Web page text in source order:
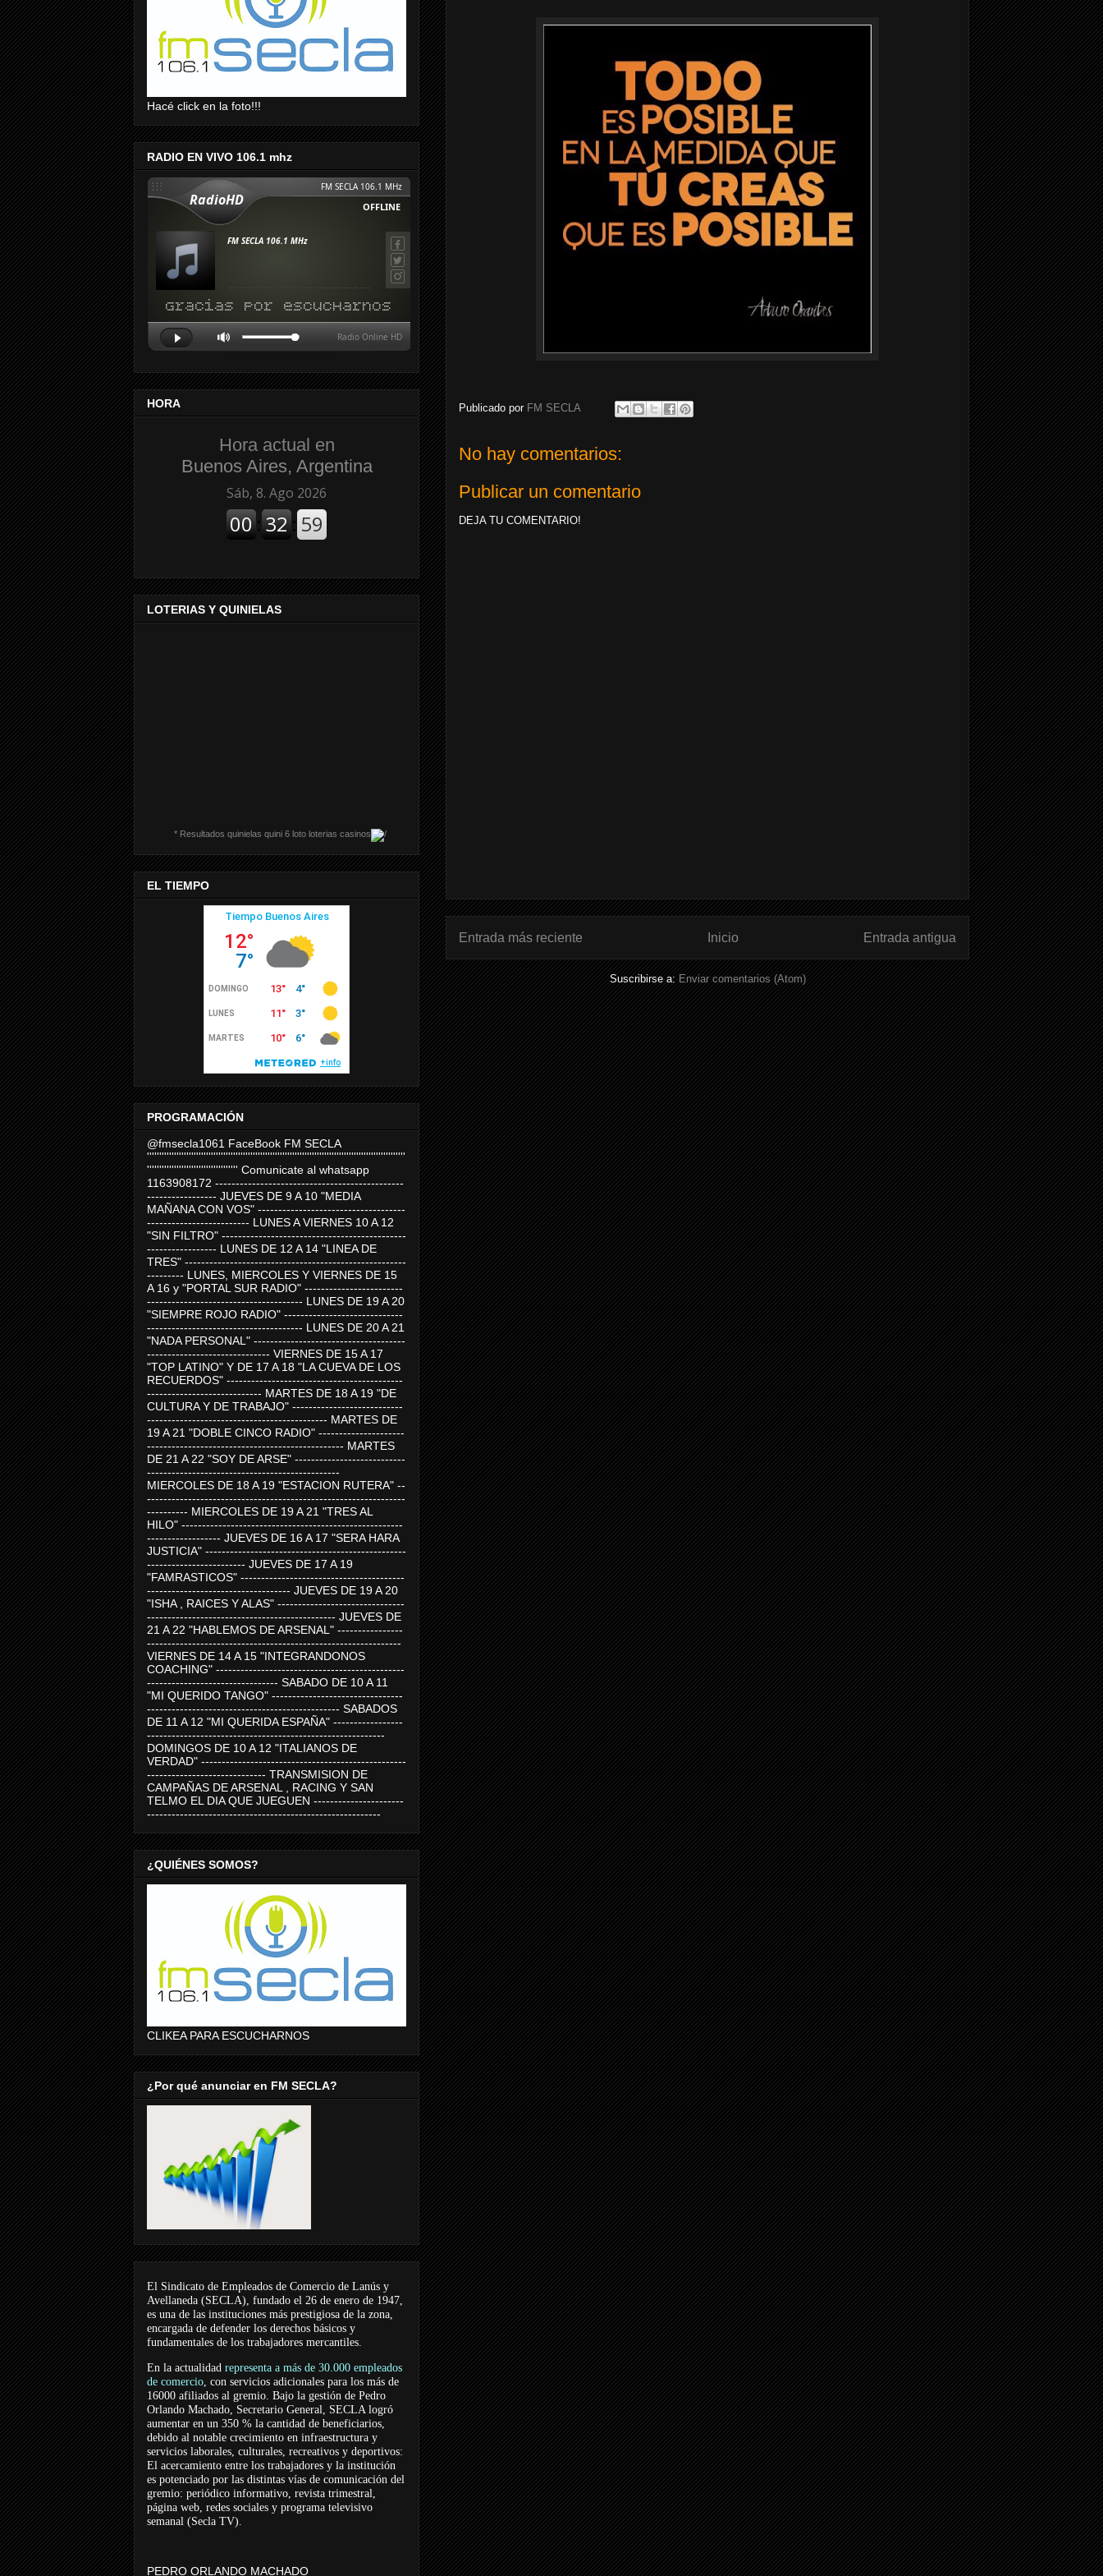
Publicado por FM SECLA
No hay comentarios:
Publicar un comentario
DEJA TU COMENTARIO!
Entrada más reciente Entrada antigua
Inicio
Suscribirse a: Enviar comentarios (Atom)
Hacé click en la foto!!!
RADIO EN VIVO 106.1 mhz
HORA
Hora actual en
Buenos Aires, Argentina
LOTERIAS Y QUINIELAS
* Resultados quinielas quini 6 loto loterias casinos
EL TIEMPO
PROGRAMACIÓN
@fmsecla1061 FaceBook FM SECLA
'''''''''''''''''''''''''''''''''''''''''''''''''''''''''''''''''''''''''''''''''''''''''''''''''''''''''
''''''''''''''''''''''''''''''''''''' Comunicate al whatsapp
1163908172 ----------------------------------------------
----------------- JUEVES DE 9 A 10 "MEDIA
MAÑANA CON VOS" ------------------------------------
------------------------- LUNES A VIERNES 10 A 12
"SIN FILTRO" ---------------------------------------------
----------------- LUNES DE 12 A 14 "LINEA DE
TRES" ------------------------------------------------------
--------- LUNES, MIERCOLES Y VIERNES DE 15
A 16 y "PORTAL SUR RADIO" ------------------------
-------------------------------------- LUNES DE 19 A 20
"SIEMPRE ROJO RADIO" -----------------------------
-------------------------------------- LUNES DE 20 A 21
"NADA PERSONAL" -------------------------------------
------------------------------ VIERNES DE 15 A 17
"TOP LATINO" Y DE 17 A 18 "LA CUEVA DE LOS
RECUERDOS" -------------------------------------------
---------------------------- MARTES DE 18 A 19 "DE
CULTURA Y DE TRABAJO" ---------------------------
-------------------------------------------- MARTES DE
19 A 21 "DOBLE CINCO RADIO" ---------------------
------------------------------------------------ MARTES
DE 21 A 22 "SOY DE ARSE" ---------------------------
-----------------------------------------------
MIERCOLES DE 18 A 19 "ESTACION RUTERA" --
---------------------------------------------------------------
---------- MIERCOLES DE 19 A 21 "TRES AL
HILO" ------------------------------------------------------
------------------ JUEVES DE 16 A 17 "SERA HARA
JUSTICIA" -------------------------------------------------
------------------------ JUEVES DE 17 A 19
"FAMRASTICOS" ----------------------------------------
----------------------------------- JUEVES DE 19 A 20
"ISHA , RAICES Y ALAS" -------------------------------
---------------------------------------------- JUEVES DE
21 A 22 "HABLEMOS DE ARSENAL" ----------------
--------------------------------------------------------------
VIERNES DE 14 A 15 "INTEGRANDONOS
COACHING" ----------------------------------------------
-------------------------------- SABADO DE 10 A 11
"MI QUERIDO TANGO" --------------------------------
----------------------------------------------- SABADOS
DE 11 A 12 "MI QUERIDA ESPAÑA" -----------------
----------------------------------------------------------
DOMINGOS DE 10 A 12 "ITALIANOS DE
VERDAD" --------------------------------------------------
----------------------------- TRANSMISION DE
CAMPAÑAS DE ARSENAL , RACING Y SAN
TELMO EL DIA QUE JUEGUEN ----------------------
---------------------------------------------------------
¿QUIÉNES SOMOS?
CLIKEA PARA ESCUCHARNOS
¿Por qué anunciar en FM SECLA?
El Sindicato de Empleados de Comercio de Lanús y
Avellaneda (SECLA), fundado el 26 de enero de 1947,
es una de las instituciones más prestigiosa de la zona,
encargada de defender los derechos básicos y
fundamentales de los trabajadores mercantiles.
En la actualidad representa a más de 30.000 empleados
de comercio, con servicios adicionales para los más de
16000 afiliados al gremio. Bajo la gestión de Pedro
Orlando Machado, Secretario General, SECLA logró
aumentar en un 350 % la cantidad de beneficiarios,
debido al notable crecimiento en infraestructura y
servicios laborales, culturales, recreativos y deportivos:
El acercamiento entre los trabajadores y la institución
es potenciado por las distintas vías de comunicación del
gremio: periódico informativo, revista trimestral,
página web, redes sociales y programa televisivo
semanal (Secla TV).
PEDRO ORLANDO MACHADO